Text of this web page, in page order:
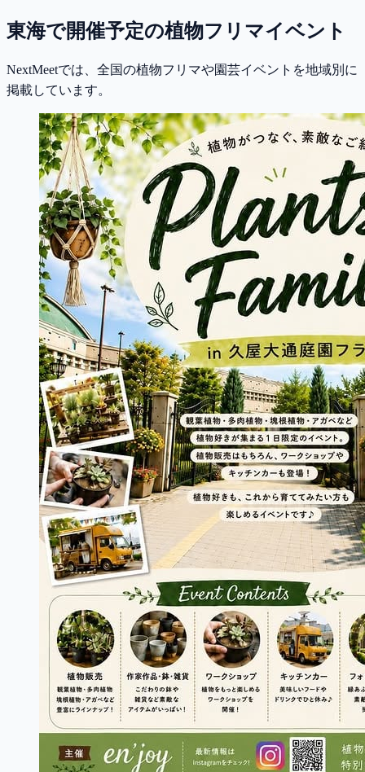
東海で開催予定の植物フリマイベント
NextMeetでは、全国の植物フリマや園芸イベントを地域別に
掲載しています。